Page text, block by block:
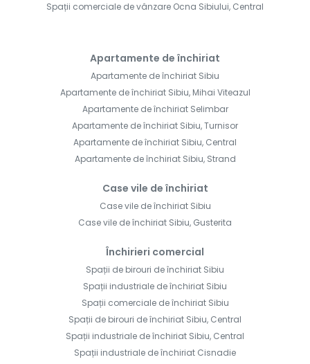
Spații comerciale de vânzare Ocna Sibiului, Central
Apartamente de închiriat
Apartamente de închiriat Sibiu
Apartamente de închiriat Sibiu, Mihai Viteazul
Apartamente de închiriat Selimbar
Apartamente de închiriat Sibiu, Turnisor
Apartamente de închiriat Sibiu, Central
Apartamente de închiriat Sibiu, Strand
Case vile de închiriat
Case vile de închiriat Sibiu
Case vile de închiriat Sibiu, Gusterita
Închirieri comercial
Spații de birouri de închiriat Sibiu
Spații industriale de închiriat Sibiu
Spații comerciale de închiriat Sibiu
Spații de birouri de închiriat Sibiu, Central
Spații industriale de închiriat Sibiu, Central
Spații industriale de închiriat Cisnadie